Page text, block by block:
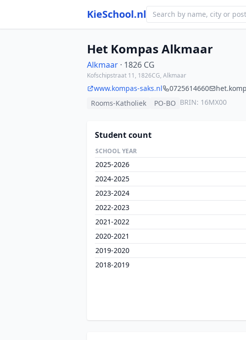
KieSchool.nl
Het Kompas Alkmaar
Alkmaar · 1826 CG
Kofschipstraat 11, 1826CG, Alkmaar
www.kompas-saks.nl 0725614660
Rooms-Katholiek
PO-BO BRIN: 16MX00
Student count
SCHOOL YEAR
2025-2026
2024-2025
2023-2024
2022-2023
2021-2022
2020-2021
2019-2020
2018-2019